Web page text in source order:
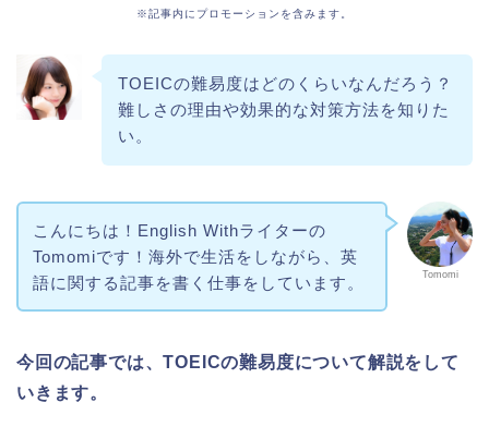
※記事内にプロモーションを含みます。
TOEICの難易度はどのくらいなんだろう？
難しさの理由や効果的な対策方法を知りた
い。
Tomomi
こんにちは！English Withライターの
Tomomiです！海外で生活をしながら、英
語に関する記事を書く仕事をしています。
今回の記事では、TOEICの難易度について解説をして
いきます。